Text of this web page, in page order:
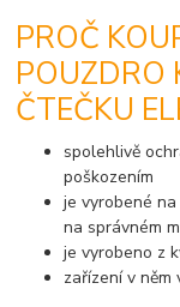
PROČ
POUZDRO
ČTEČKU
spolehlivě
poškozením
je vyrobené
na správném
je vyrobeno z
zařízení v něm